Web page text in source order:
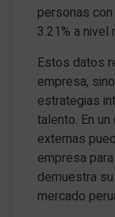
personas
3.21% a nivel
Estos datos
empresa,
estrategias
talento. En
externas
empresa
demuestra
mercado